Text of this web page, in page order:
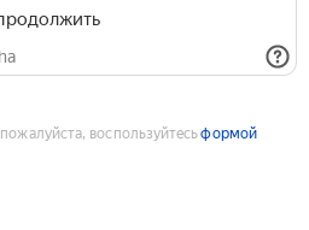
воспользуйтесьформой